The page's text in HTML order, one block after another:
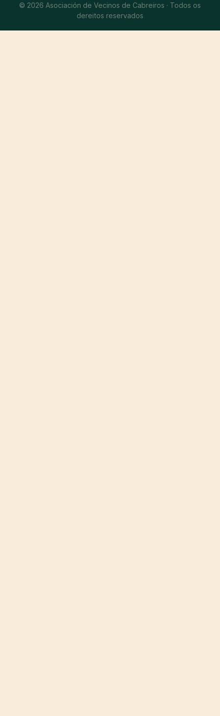
© 2026 Asociación de Vecinos de Cabreiros · Todos os
dereitos reservados